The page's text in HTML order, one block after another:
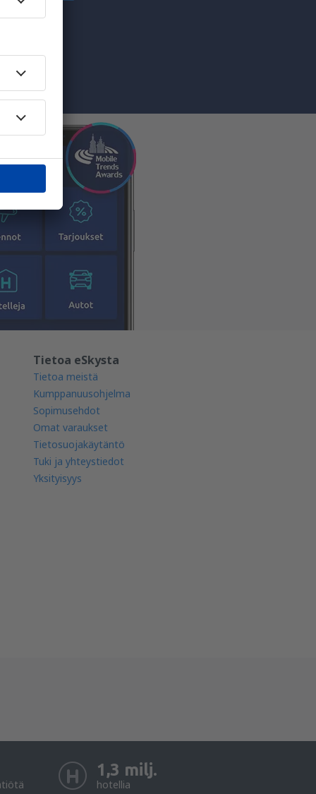
antavat
Tietoa eSkysta
Tietoa meistä
Kumppanuusohjelma
Sopimusehdot
Omat varaukset
Tietosuojakäytäntö
Tuki ja yhteystiedot
Yksityisyys
1,3 milj.
hotellia